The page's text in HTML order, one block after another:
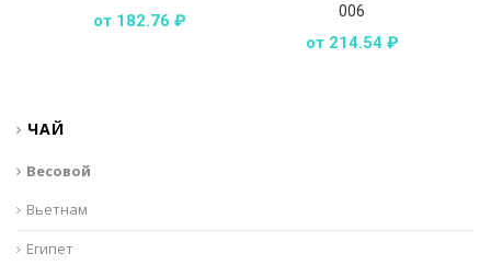
от 182.76 ₽
006
от 214.54 ₽
ЧАЙ
Весовой
Вьетнам
Египет